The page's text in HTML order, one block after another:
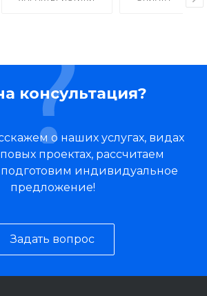
консультация?
о наших услугах, видах
проектах, рассчитаем
подготовим индивидуальное
предложение!
Задать вопрос